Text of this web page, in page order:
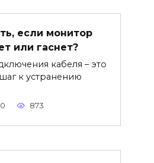
если монитор
или гаснет?
кабеля – это
к устранению
0 873